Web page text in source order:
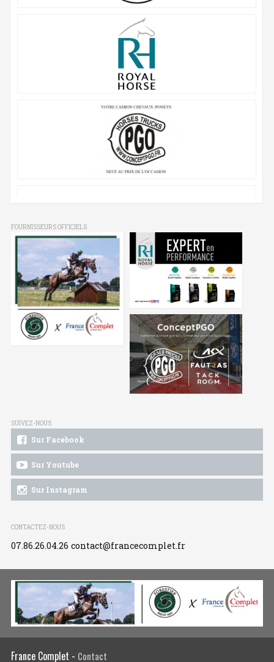
FOURNISSEURS OFFICIELS
SUIVEZ-NOUS
Sur Facebook
Sur Youtube
Sur Instagram
CONTACTEZ-NOUS
07.86.26.04.26 contact@francecomplet.fr
France Complet - Contact